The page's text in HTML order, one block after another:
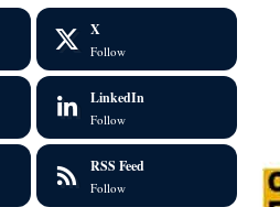
X
Follow
LinkedIn
Follow
RSS Feed
Follow